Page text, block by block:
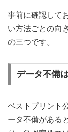
事前に確認して
い方法ごとの向
の三つです。
データ不備
ベストプリント
ータ不備がある